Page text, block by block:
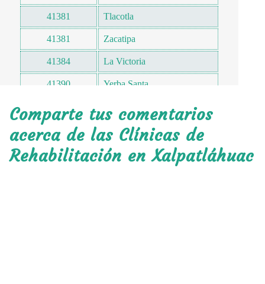
41381 Tlacotla
41381 Zacatipa
41384 La Victoria
41390 Yerba Santa
El Platanar
Comparte tus comentarios
acerca de las Clínicas de
Rehabilitación en Xalpatláhuac